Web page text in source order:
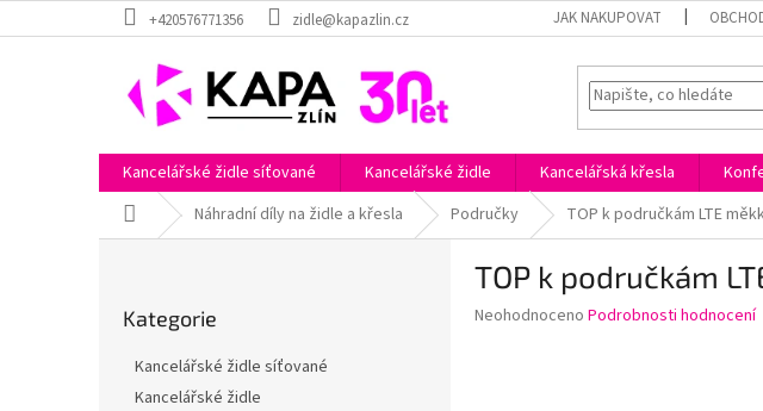
na
+420576771356 zidle@kapazlin.cz JAK NAKUPOVAT
Kancelářské židle síťované Kancelářské židle Kancelářská křesla
Domů Náhradní díly na židle a křesla Područky TOP k područkám LTE
kategorie
Kategorie
Kancelářské židle síťované
Kancelářské židle
TOP k područkám
Průměrné
Neohodnoceno Podrobnosti hodnocení